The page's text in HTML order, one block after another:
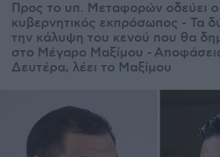
Προς το υπ. Μεταφορών οδεύει ο
κυβερνητικός εκπρόσωπος - Τα
την κάλυψη του κενού που θα
στο Μέγαρο Μαξίμου -
Δευτέρα, λέει το Μαξίμου